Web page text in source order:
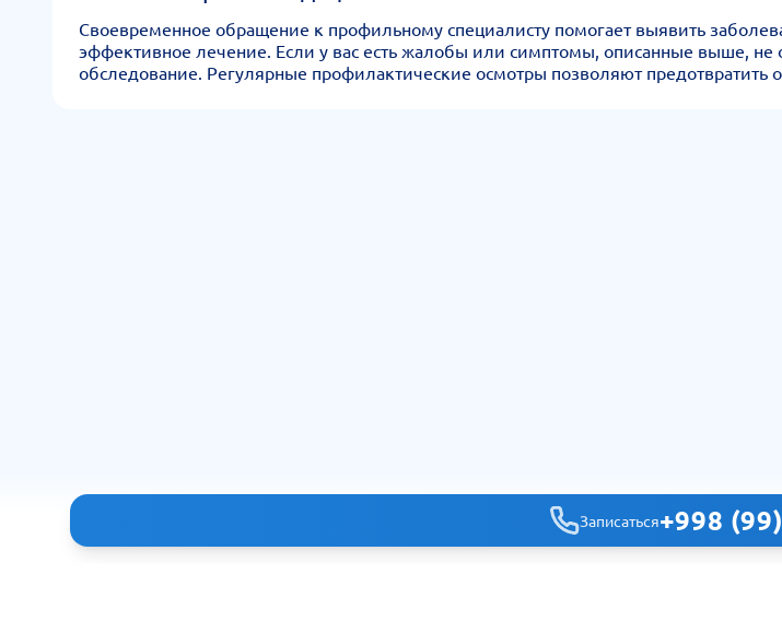
Записаться+998
Своевременное обращение к профильному специалисту помогает выявить
эффективное лечение. Если у вас есть жалобы или симптомы, описанные выше,
обследование. Регулярные профилактические осмотры позволяют предотвратить